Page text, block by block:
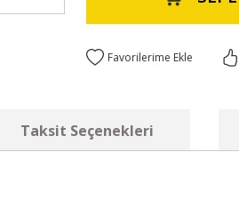
Taksit Seçenekleri